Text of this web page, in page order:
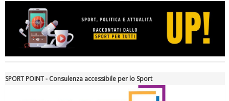
SPORT POINT - Consulenza accessibile per lo Sport